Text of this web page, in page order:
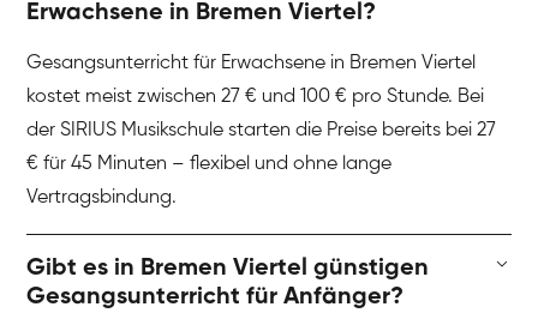
Erwachsene in Bremen Viertel?
Gesangsunterricht für Erwachsene in Bremen Viertel
kostet meist zwischen 27 € und 100 € pro Stunde. Bei
der SIRIUS Musikschule starten die Preise bereits bei 27
€ für 45 Minuten – flexibel und ohne lange
Vertragsbindung.
Gibt es in Bremen Viertel günstigen
Gesangsunterricht für Anfänger?